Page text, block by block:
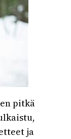
pitkä
ja